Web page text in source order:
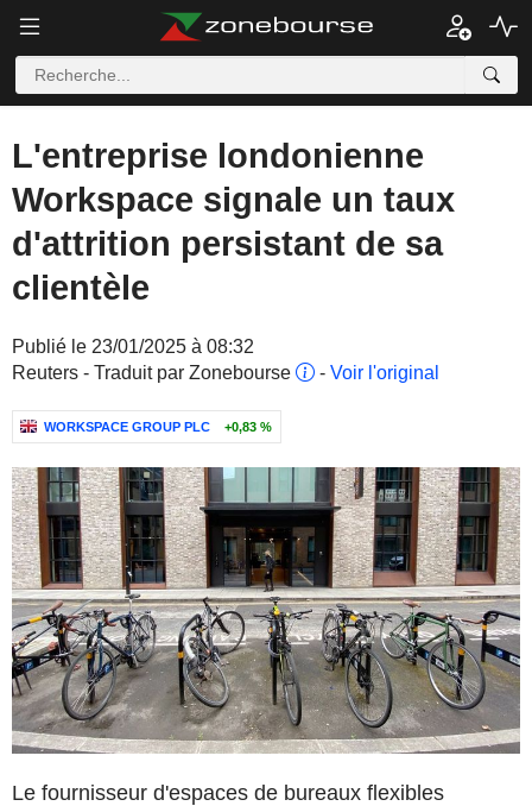
L'entreprise londonienne
Workspace signale un taux
d'attrition persistant de sa
clientèle
Publié le 23/01/2025 à 08:32
Reuters - Traduit par Zonebourse
- Voir l'original
WORKSPACE GROUP PLC +0,83 %
Le fournisseur d'espaces de bureaux flexibles